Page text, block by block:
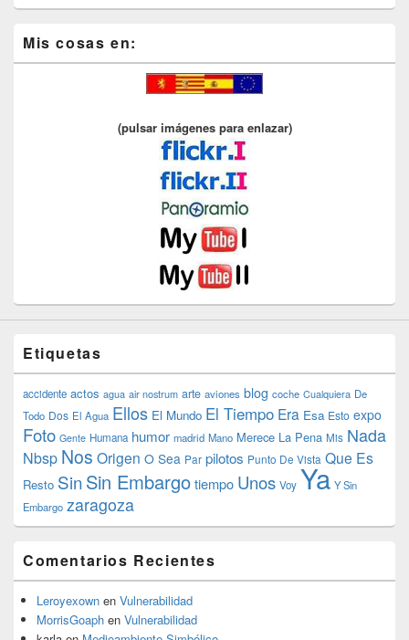
Mis cosas en:
(pulsar imágenes para enlazar)
Etiquetas
accidente actos agua air nostrum arte aviones blog coche Cualquiera De
Todo Dos El Agua Ellos El Mundo El Tiempo Era Esa Esto expo
Foto Gente Humana humor madrid Mano Merece La Pena Mis Nada
Nbsp Nos Origen O Sea Par pilotos Punto De Vista Que Es
Resto SinSin Embargotiempo Unos Voy Ya Y Sin
Embargo zaragoza
Comentarios Recientes
Leroyexown en Vulnerabilidad
MorrisGoaph en Vulnerabilidad